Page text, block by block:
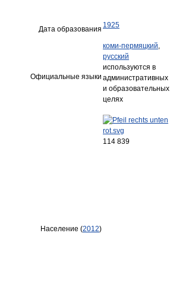
Дата образования 1925
Официальные языки
коми-пермяцкий,
русский
используются в
административных
и образовательных
целях
Население (2012)
114 839